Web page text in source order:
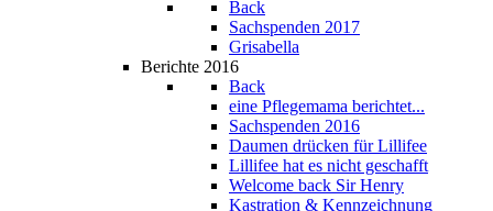
Back
Sachspenden 2017
Grisabella
Berichte 2016
Back
eine Pflegemama berichtet...
Sachspenden 2016
Daumen drücken für Lillifee
Lillifee hat es nicht geschafft
Welcome back Sir Henry
Kastration & Kennzeichnung